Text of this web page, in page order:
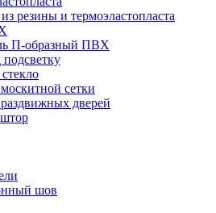
резины и термоэластопласта
П-образный ПВХ
сетки
дверей
шов